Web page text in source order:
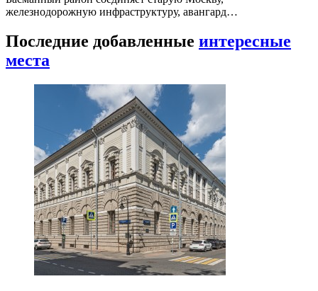
железнодорожную инфраструктуру, авангард…
Последние добавленные интересные
места